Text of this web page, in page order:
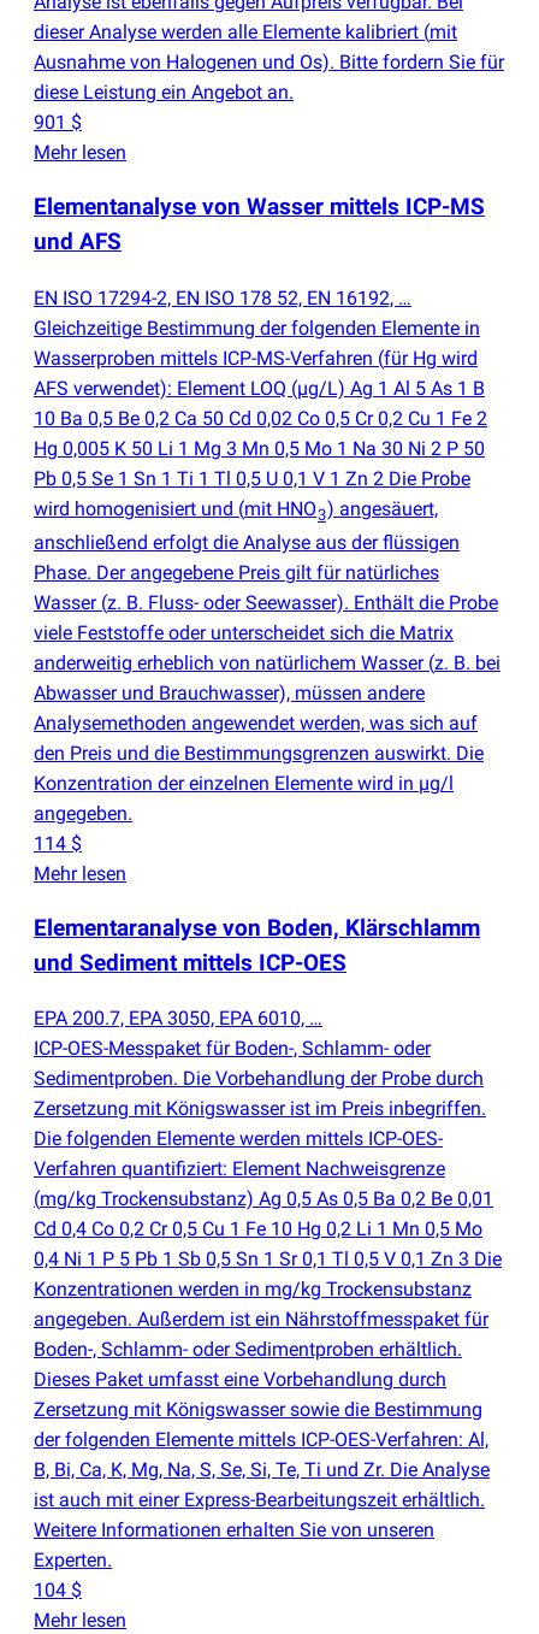
dieser Analyse werden alle Elemente kalibriert (mit
Ausnahme von Halogenen und Os). Bitte fordern Sie für
diese Leistung ein Angebot an.
901 $
Mehr lesen
Elementanalyse von Wasser mittels ICP-MS
und AFS
EN ISO 17294-2, EN ISO 178 52, EN 16192, …
Gleichzeitige Bestimmung der folgenden Elemente in
Wasserproben mittels ICP-MS-Verfahren (für Hg wird
AFS verwendet): Element LOQ (µg/L) Ag 1 Al 5 As 1 B
10 Ba 0,5 Be 0,2 Ca 50 Cd 0,02 Co 0,5 Cr 0,2 Cu 1 Fe 2
Hg 0,005 K 50 Li 1 Mg 3 Mn 0,5 Mo 1 Na 30 Ni 2 P 50
Pb 0,5 Se 1 Sn 1 Ti 1 Tl 0,5 U 0,1 V 1 Zn 2 Die Probe
wird homogenisiert und (mit HNO3) angesäuert,
anschließend erfolgt die Analyse aus der flüssigen
Phase. Der angegebene Preis gilt für natürliches
Wasser (z. B. Fluss- oder Seewasser). Enthält die Probe
viele Feststoffe oder unterscheidet sich die Matrix
anderweitig erheblich von natürlichem Wasser (z. B. bei
Abwasser und Brauchwasser), müssen andere
Analysemethoden angewendet werden, was sich auf
den Preis und die Bestimmungsgrenzen auswirkt. Die
Konzentration der einzelnen Elemente wird in µg/l
angegeben.
114 $
Mehr lesen
Elementaranalyse von Boden, Klärschlamm
und Sediment mittels ICP-OES
EPA 200.7, EPA 3050, EPA 6010, …
ICP-OES-Messpaket für Boden-, Schlamm- oder
Sedimentproben. Die Vorbehandlung der Probe durch
Zersetzung mit Königswasser ist im Preis inbegriffen.
Die folgenden Elemente werden mittels ICP-OES-
Verfahren quantifiziert: Element Nachweisgrenze
(mg/kg Trockensubstanz) Ag 0,5 As 0,5 Ba 0,2 Be 0,01
Cd 0,4 Co 0,2 Cr 0,5 Cu 1 Fe 10 Hg 0,2 Li 1 Mn 0,5 Mo
0,4 Ni 1 P 5 Pb 1 Sb 0,5 Sn 1 Sr 0,1 Tl 0,5 V 0,1 Zn 3 Die
Konzentrationen werden in mg/kg Trockensubstanz
angegeben. Außerdem ist ein Nährstoffmesspaket für
Boden-, Schlamm- oder Sedimentproben erhältlich.
Dieses Paket umfasst eine Vorbehandlung durch
Zersetzung mit Königswasser sowie die Bestimmung
der folgenden Elemente mittels ICP-OES-Verfahren: Al,
B, Bi, Ca, K, Mg, Na, S, Se, Si, Te, Ti und Zr. Die Analyse
ist auch mit einer Express-Bearbeitungszeit erhältlich.
Weitere Informationen erhalten Sie von unseren
Experten.
104 $
Mehr lesen